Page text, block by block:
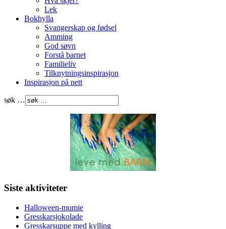
Lek
Bokhylla
Svangerskap og fødsel
Amming
God søvn
Forstå barnet
Familieliv
Tilknytningsinspirasjon
Inspirasjon på nett
søk …
Siste aktiviteter
Halloween-mumie
Gresskarsjokolade
Gresskarsuppe med kylling